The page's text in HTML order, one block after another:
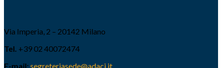
Via Imperia, 2 – 20142 Milano
Tel. +39 02 40072474
E-mail: segreteriasede@adaci.it